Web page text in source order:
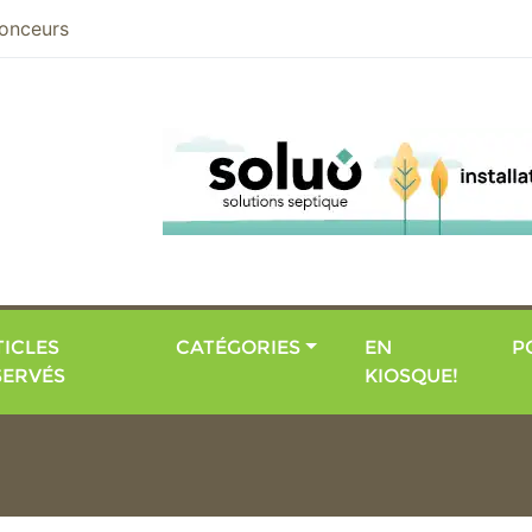
CATÉGORIES
EN
KIOSQUE!